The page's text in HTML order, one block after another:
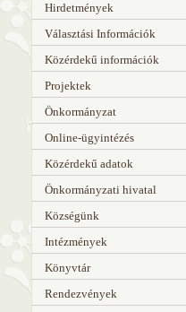
Hirdetmények
Választási Információk
Közérdekű információk
Projektek
Önkormányzat
Online-ügyintézés
Közérdekű adatok
Önkormányzati hivatal
Községünk
Intézmények
Könyvtár
Rendezvények